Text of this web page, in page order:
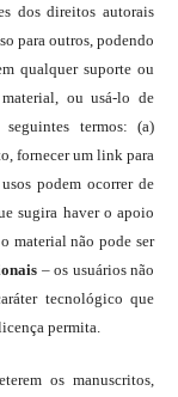
dos direitos autorais
para outros, podendo
qualquer suporte ou
ou usá-lo de
termos: (a)
fornecer um link para
podem ocorrer de
sugira haver o apoio
material não pode ser
– os usuários não
tecnológico que
permita.
os manuscritos,